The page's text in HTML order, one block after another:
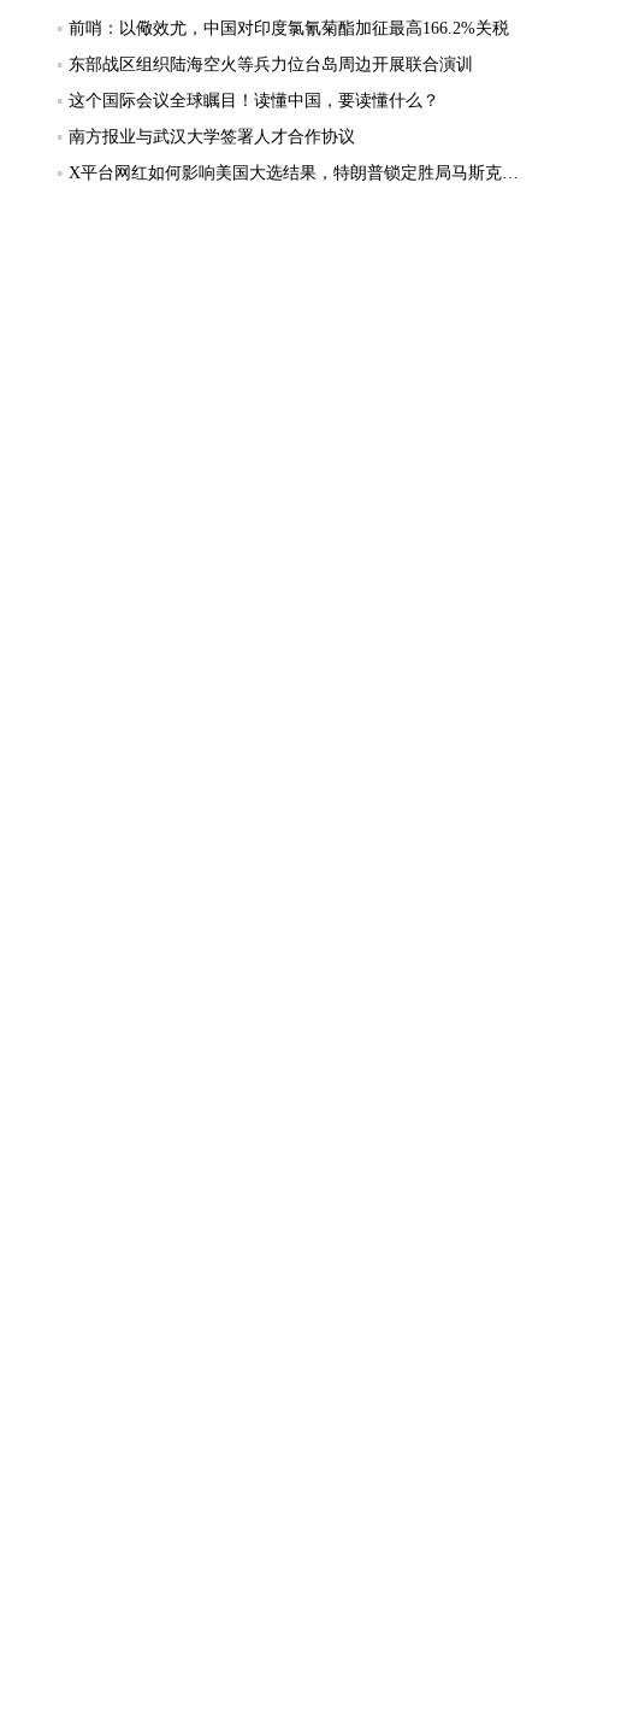
前哨：以儆效尤，中国对印度氯氰菊酯加征最高166.2%关税
东部战区组织陆海空火等兵力位台岛周边开展联合演训
这个国际会议全球瞩目！读懂中国，要读懂什么？
南方报业与武汉大学签署人才合作协议
X平台网红如何影响美国大选结果，特朗普锁定胜局马斯克功不可没